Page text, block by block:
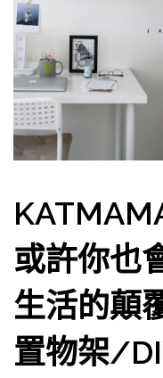
或許你也
生活的顛
置物架/